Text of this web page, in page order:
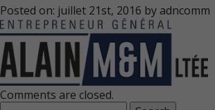
Posted on: juillet 21st, 2016 by adncomm
Comments are closed.